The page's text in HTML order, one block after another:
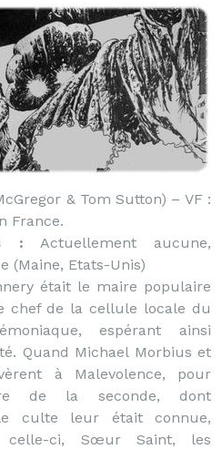
& Tom Sutton) – VF :
France.
: Actuellement aucune,
(Maine, Etats-Unis)
était le maire populaire
chef de la cellule locale du
espérant ainsi
Quand Michael Morbius et
à Malevolence, pour
de la seconde, dont
culte leur était connue,
celle-ci, Sœur Saint, les